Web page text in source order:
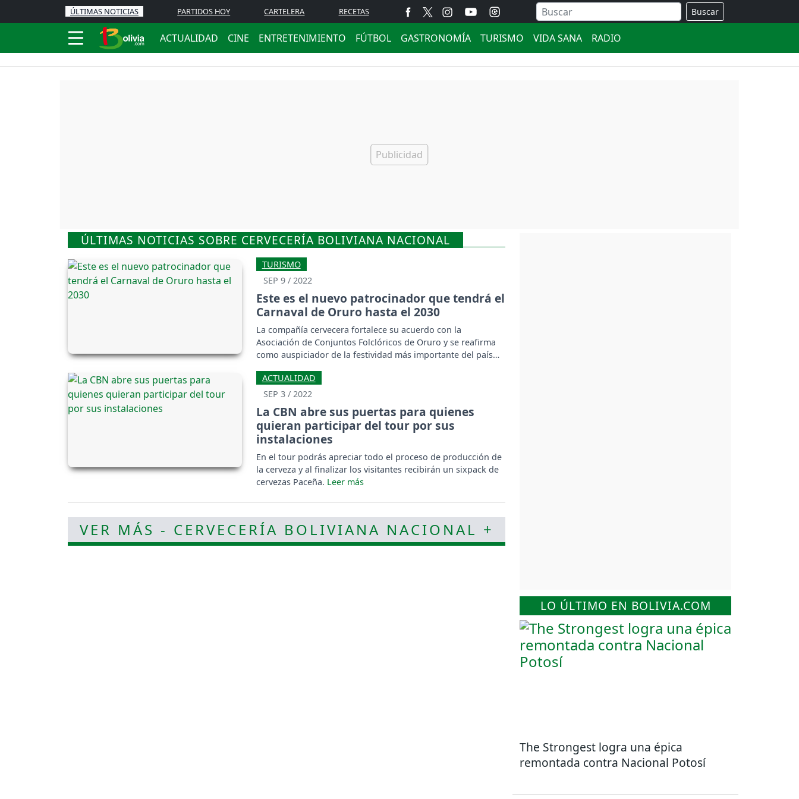
ÚLTIMAS NOTICIAS PARTIDOS HOY CARTELERA RECETAS Buscar
ACTUALIDAD CINE ENTRETENIMIENTO FÚTBOL GASTRONOMÍA TURISMO VIDA SANA RADIO
ÚLTIMAS NOTICIAS SOBRE CERVECERÍA BOLIVIANA NACIONAL
TURISMO
SEP 9 / 2022
Este es el nuevo patrocinador que tendrá el
Carnaval de Oruro hasta el 2030
La compañía cervecera fortalece su acuerdo con la
Asociación de Conjuntos Folclóricos de Oruro y se reafirma
como auspiciador de la festividad más importante del país
ACTUALIDAD
SEP 3 / 2022
La CBN abre sus puertas para quienes
quieran participar del tour por sus
instalaciones
En el tour podrás apreciar todo el proceso de producción de
la cerveza y al finalizar los visitantes recibirán un sixpack de
cervezas Paceña.
VER MÁS - CERVECERÍA BOLIVIANA NACIONAL +
LO ÚLTIMO EN BOLIVIA.COM
The Strongest logra una épica
remontada contra Nacional Potosí